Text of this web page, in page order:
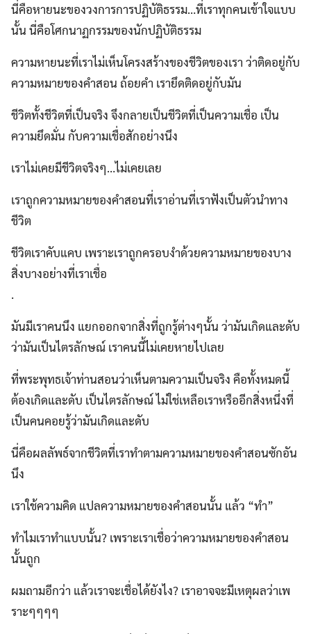
นี่คือหายนะของวงการการปฏิบัติธรรม…ที่เราทุกคนเข้าใจแบบ
นั้น นี่คือโศกนาฏกรรมของนักปฏิบัติธรรม
ความหายนะที่เราไม่เห็นโครงสร้างของชีวิตของเรา ว่าติดอยู่กับ
ความหมายของคำสอน ถ้อยคำ เรายึดติดอยู่กับมัน
ชีวิตทั้งชีวิตที่เป็นจริง จึงกลายเป็นชีวิตที่เป็นความเชื่อ เป็น
ความยึดมั่น กับความเชื่อสักอย่างนึง
เราไม่เคยมีชีวิตจริงๆ…ไม่เคยเลย
เราถูกความหมายของคำสอนที่เราอ่านที่เราฟังเป็นตัวนำทาง
ชีวิต
ชีวิตเราคับแคบ เพราะเราถูกครอบงำด้วยความหมายของบาง
สิ่งบางอย่างที่เราเชื่อ
.
มันมีเราคนนึง แยกออกจากสิ่งที่ถูกรู้ต่างๆนั้น ว่ามันเกิดและดับ
ว่ามันเป็นไตรลักษณ์ เราคนนี้ไม่เคยหายไปเลย
ที่พระพุทธเจ้าท่านสอนว่าเห็นตามความเป็นจริง คือทั้งหมดนี้
ต้องเกิดและดับ เป็นไตรลักษณ์ ไม่ใช่เหลือเราหรืออีกสิ่งหนึ่งที่
เป็นคนคอยรู้ว่ามันเกิดและดับ
นี่คือผลลัพธ์จากชีวิตที่เราทำตามความหมายของคำสอนซักอัน
นึง
เราใช้ความคิด แปลความหมายของคำสอนนั้น แล้ว “ทำ”
ทำไมเราทำแบบนั้น? เพราะเราเชื่อว่าความหมายของคำสอน
นั้นถูก
ผมถามอีกว่า แล้วเราจะเชื่อได้ยังไง? เราอาจจะมีเหตุผลว่าเพ
ราะๆๆๆๆ